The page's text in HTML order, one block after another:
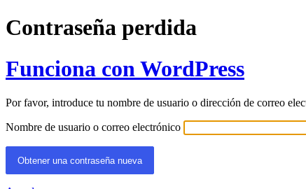
Contraseña perdida
Funciona con WordPress
Por favor, introduce tu nombre de usuario o dirección de correo
Nombre de usuario o correo electrónico